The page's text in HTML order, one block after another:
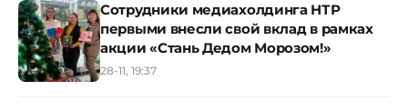
Сотрудники медиахолдинга НТР
первыми внесли свой вклад в рамках
акции «Стань Дедом Морозом!»
28-11, 19:37